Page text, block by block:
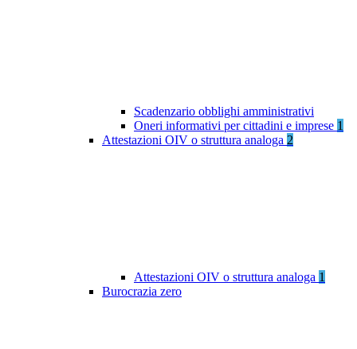
Scadenzario obblighi amministrativi
Oneri informativi per cittadini e imprese 1
Attestazioni OIV o struttura analoga 2
Attestazioni OIV o struttura analoga 1
Burocrazia zero